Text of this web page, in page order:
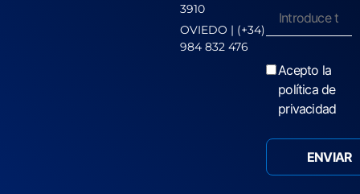
3910
OVIEDO | (+34)
984 832 476
Acepto la
política de
privacidad